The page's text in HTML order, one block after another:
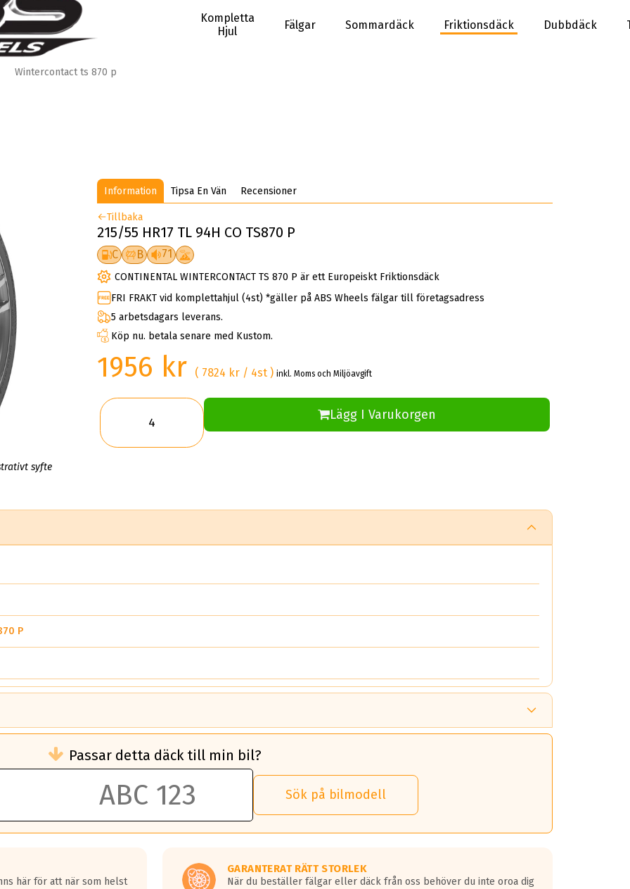
Kompletta
Hjul
Fälgar Sommardäck Friktionsdäck Dubbdäck
Wintercontact ts 870 p
syfte
Information Tipsa En Vän Recensioner
Tillbaka
215/55 HR17 TL 94H CO TS870 P
C B 71
CONTINENTAL WINTERCONTACT TS 870 P är ett Europeiskt Friktionsdäck
FRI FRAKT vid komplettahjul (4st) *gäller på ABS Wheels fälgar till företagsadress
5 arbetsdagars leverans.
Köp nu. betala senare med Kustom.
1956 kr ( 7824 kr / 4st )inkl. Moms och Miljöavgift
Lägg I Varukorgen
P
än ett klass G däck.
50 liter bränsle med ett klass A däck gentemot ett klass G däck.
vilken rutt du kör, samt vilken körstil du använder.
lastbilar.
på en väg där det ligger 0.5-1.5 mm vatten.
Passar detta däck till min bil?
Sök på bilmodell
här för att när som helst
GARANTERAT RÄTT STORLEK
När du beställer fälgar eller däck från oss behöver du inte oroa dig